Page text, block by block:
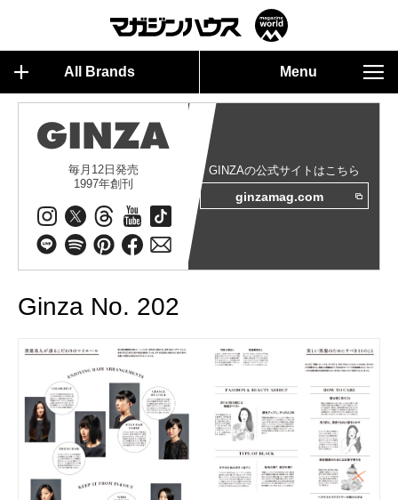
All Brands Menu
毎月12日発売
1997年創刊
GINZAの公式サイトはこちら
ginzamag.com
Ginza No. 202